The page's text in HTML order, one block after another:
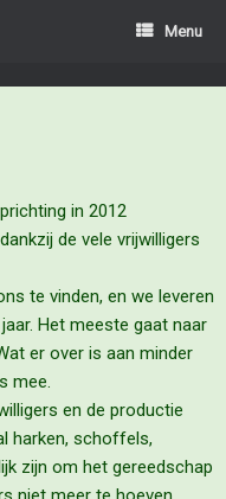
Menu
in 2012
de vele vrijwilligers
te vinden, en we leveren
Het meeste gaat naar
er over is aan minder
mee.
en de productie
harken, schoffels,
zijn om het gereedschap